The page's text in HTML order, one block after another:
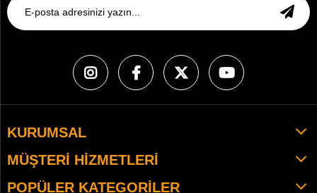
KURUMSAL
MÜŞTERI HIZMETLERI
POPÜLER KATEGORILER